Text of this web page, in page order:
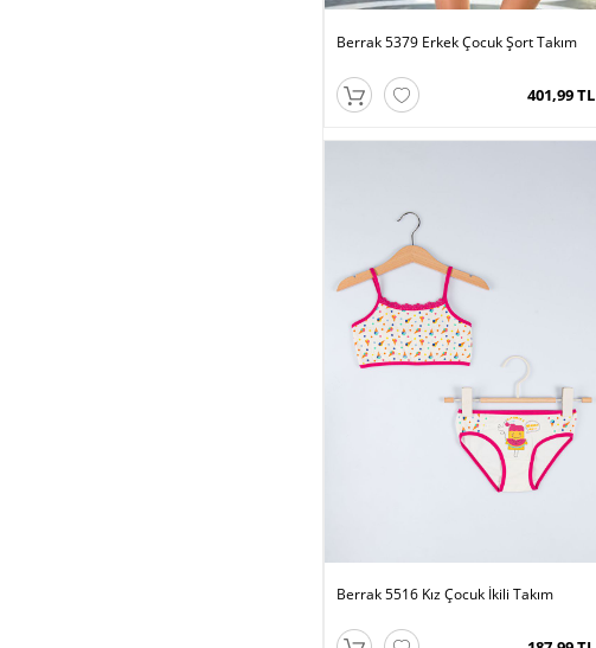
Berrak 5379 Erkek Çocuk Şort Takım
401,99 TL
Berrak 5516 Kız Çocuk İkili Takım